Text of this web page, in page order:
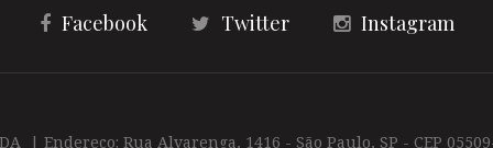
Facebook Twitter Instagram
| Endereço: Rua Alvarenga, 1416 - São Paulo, SP - CEP